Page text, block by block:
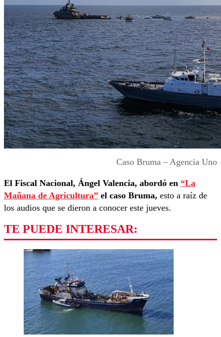
Caso Bruma – Agencia Uno
El Fiscal Nacional, Ángel Valencia, abordó en “La
Mañana de Agricultura” el caso Bruma, esto a raíz de
los audios que se dieron a conocer este jueves.
TE PUEDE INTERESAR: